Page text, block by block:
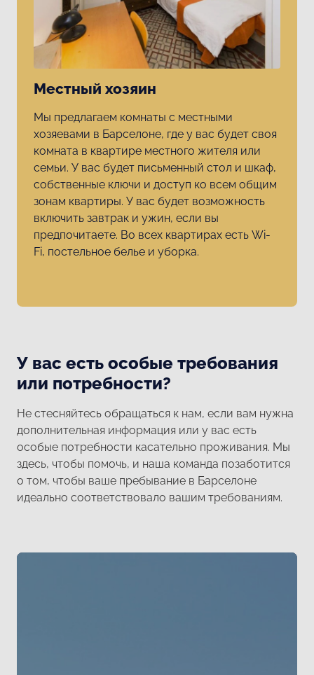
Местный хозяин
Мы предлагаем комнаты с местными
хозяевами в Барселоне, где у вас будет своя
комната в квартире местного жителя или
семьи. У вас будет письменный стол и шкаф,
собственные ключи и доступ ко всем общим
зонам квартиры. У вас будет возможность
включить завтрак и ужин, если вы
предпочитаете. Во всех квартирах есть Wi-
Fi, постельное белье и уборка.
У вас есть особые требования
или потребности?
Не стесняйтесь обращаться к нам, если вам нужна
дополнительная информация или у вас есть
особые потребности касательно проживания. Мы
здесь, чтобы помочь, и наша команда позаботится
о том, чтобы ваше пребывание в Барселоне
идеально соответствовало вашим требованиям.